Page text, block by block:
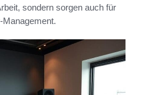
sondern sorgen auch für